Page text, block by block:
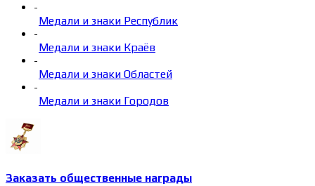
-
Медали и знаки Республик
-
Медали и знаки Краёв
-
Медали и знаки Областей
-
Медали и знаки Городов
Заказать общественные награды